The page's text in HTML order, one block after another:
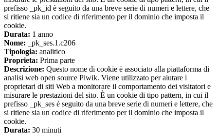
prefisso _pk_id è seguito da una breve serie di numeri e lettere, che
si ritiene sia un codice di riferimento per il dominio che imposta il
cookie.
Durata: 1 anno
Nome: _pk_ses.1.c206
Tipologia: analitico
Proprieta: Prima parte
Descrizione: Questo nome di cookie è associato alla piattaforma di
analisi web open source Piwik. Viene utilizzato per aiutare i
proprietari di siti Web a monitorare il comportamento dei visitatori e
misurare le prestazioni del sito. È un cookie di tipo pattern, in cui il
prefisso _pk_ses è seguito da una breve serie di numeri e lettere, che
si ritiene sia un codice di riferimento per il dominio che imposta il
cookie.
Durata: 30 minuti